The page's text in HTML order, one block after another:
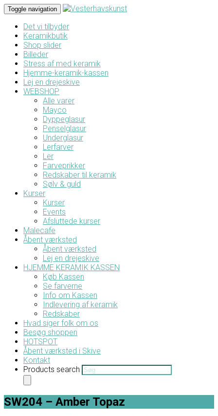
Toggle navigation
Det vi tilbyder
Keramikbutik
Shop slider
Billeder
Stress af med keramik
Hjemme-keramik-kassen
Lej en drejeskive
WEBSHOP
Alle varer
Mayco
Dyppeglasur
Penselglasur
Underglasur
Lerfarver
Ler
Farveprikker
Redskaber til keramik
Sølv & guld
Kurser
Kurser
Events
Afsluttede kurser
Malecafe
Åbent værksted
Åbent værksted
Lej en drejeskive
HJEMME KERAMIK KASSEN
Køb Kassen
Se farverne
Info om Kassen
Indlevering af keramik
Redskaber
Hvad siger folk om os
Besøg shoppen
HOTSPOT
Åbent værksted i Skive
Kontakt
Products search
SW204 – Amber Topaz